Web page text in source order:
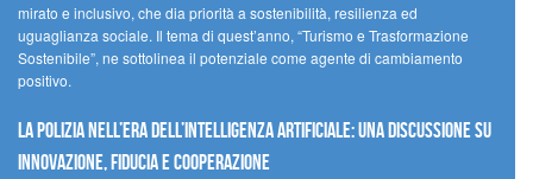
mirato e inclusivo, che dia priorità a sostenibilità, resilienza ed
uguaglianza sociale. Il tema di quest’anno, “Turismo e Trasformazione
Sostenibile”, ne sottolinea il potenziale come agente di cambiamento
positivo.
La polizia nell’era dell’Intelligenza Artificiale: una discussione su
innovazione, fiducia e cooperazione